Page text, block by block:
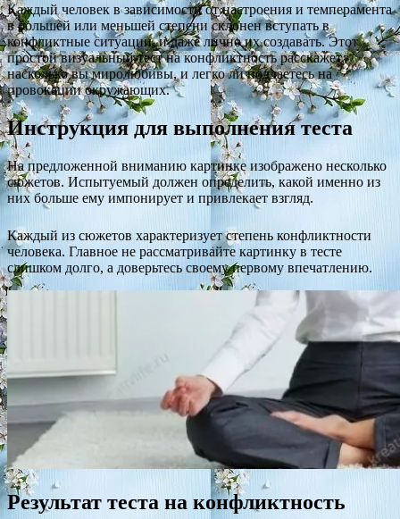
Каждый человек в зависимости от настроения и темперамента
в большей или меньшей степени склонен вступать в
конфликтные ситуации, и даже лично их создавать. Этот
простой визуальный тест на конфликтность расскажет,
насколько вы миролюбивы, и легко ли поддаетесь на
провокации окружающих.
Инструкция для выполнения теста
На предложенной вниманию картинке изображено несколько
сюжетов. Испытуемый должен определить, какой именно из
них больше ему импонирует и привлекает взгляд.
Каждый из сюжетов характеризует степень конфликтности
человека. Главное не рассматривайте картинку в тесте
слишком долго, а доверьтесь своему первому впечатлению.
Результат теста на конфликтность